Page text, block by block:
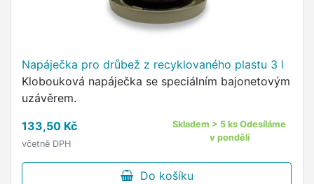
Napáječka pro drůbež z recyklovaného plastu 3 l
Klobouková napáječka se speciálním bajonetovým
uzávěrem.
133,50 Kč
včetně DPH
Skladem > 5 ks Odesíláme
v pondělí
Do košíku